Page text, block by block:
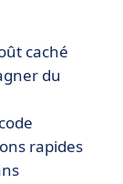
caché
du
rapides